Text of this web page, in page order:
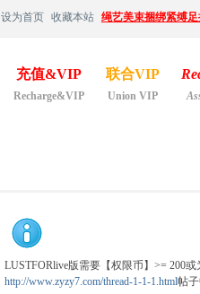
设为首页 收藏本站 绳艺美束捆绑紧缚
充值&VIP
Recharge&VIP
联合VIP
Union VIP
LUSTFORlive版需要【权限币】>= 200
http://www.zyzy7.com/thread-1-1-1.html帖